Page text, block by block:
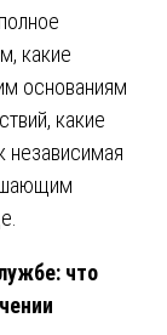
какие
основаниям
какие
независимая
что